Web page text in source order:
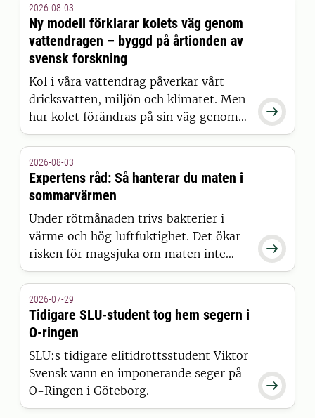

2026-08-03
Ny modell förklarar kolets väg genom
vattendragen – byggd på årtionden av
svensk forskning
Kol i våra vattendrag påverkar vårt
dricksvatten, miljön och klimatet. Men
hur kolet förändras på sin väg genom
landskapet har länge varit svårt att
SLU en ny modell som kan ge den
hittills mest kompletta bilden – och
resultaten publiceras i Nature Water.

2026-08-03
Expertens råd: Så hanterar du maten i
sommarvärmen
Under rötmånaden trivs bakterier i
värme och hög luftfuktighet. Det ökar
risken för magsjuka om maten inte
hanteras rätt. Sofia Boqvist, professor
delar sina viktigaste råd för säker
mathantering i sommar.

2026-07-29
Tidigare SLU-student tog hem segern i
O-ringen
SLU:s tidigare elitidrottsstudent Viktor
Svensk vann en imponerande seger på
O-Ringen i Göteborg.